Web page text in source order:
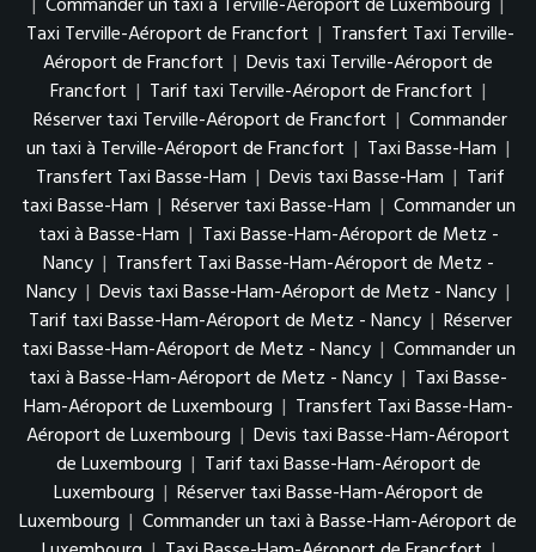
| Commander un taxi à Terville-Aéroport de Luxembourg |
Taxi Terville-Aéroport de Francfort | Transfert Taxi Terville-
Aéroport de Francfort | Devis taxi Terville-Aéroport de
Francfort | Tarif taxi Terville-Aéroport de Francfort |
Réserver taxi Terville-Aéroport de Francfort | Commander
un taxi à Terville-Aéroport de Francfort | Taxi Basse-Ham |
Transfert Taxi Basse-Ham | Devis taxi Basse-Ham | Tarif
taxi Basse-Ham | Réserver taxi Basse-Ham | Commander un
taxi à Basse-Ham | Taxi Basse-Ham-Aéroport de Metz -
Nancy | Transfert Taxi Basse-Ham-Aéroport de Metz -
Nancy | Devis taxi Basse-Ham-Aéroport de Metz - Nancy |
Tarif taxi Basse-Ham-Aéroport de Metz - Nancy | Réserver
taxi Basse-Ham-Aéroport de Metz - Nancy | Commander un
taxi à Basse-Ham-Aéroport de Metz - Nancy | Taxi Basse-
Ham-Aéroport de Luxembourg | Transfert Taxi Basse-Ham-
Aéroport de Luxembourg | Devis taxi Basse-Ham-Aéroport
de Luxembourg | Tarif taxi Basse-Ham-Aéroport de
Luxembourg | Réserver taxi Basse-Ham-Aéroport de
Luxembourg | Commander un taxi à Basse-Ham-Aéroport de